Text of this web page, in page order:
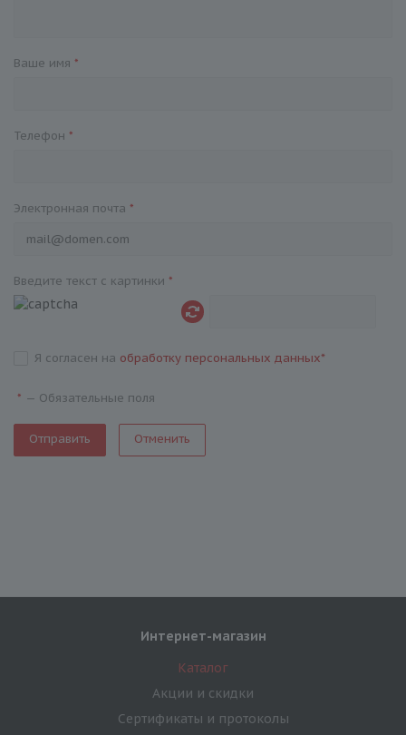
Ваше имя *
Телефон *
Электронная почта *
Введите текст с картинки *
Я согласен на обработку персональных данных*
* — Обязательные поля
Отменить
Интернет-магазин
Каталог
Акции и скидки
Сертификаты и протоколы